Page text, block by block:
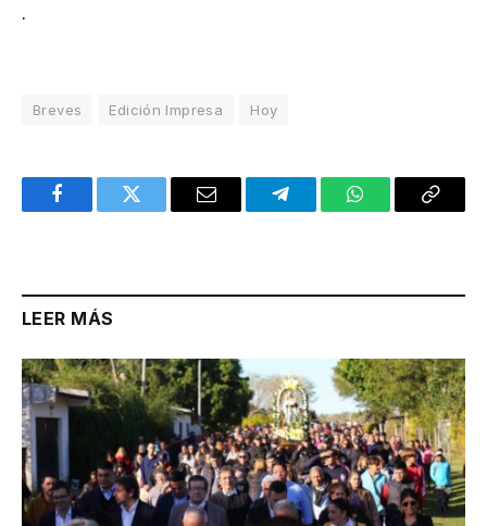
.
Breves Edición Impresa Hoy
FacebookTwitter Email TelegramWhatsAppCopy
LEER MÁS